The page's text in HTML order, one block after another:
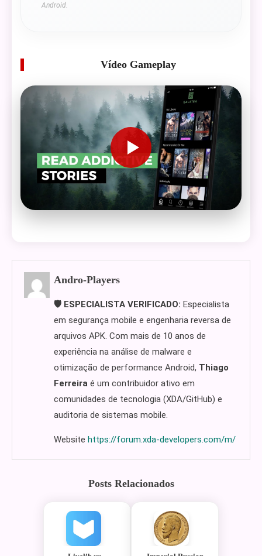
Android.
Vídeo Gameplay
Andro-Players
🛡️ ESPECIALISTA VERIFICADO: Especialista
em segurança mobile e engenharia reversa de
arquivos APK. Com mais de 10 anos de
experiência na análise de malware e
otimização de performance Android, Thiago
Ferreira é um contribuidor ativo em
comunidades de tecnologia (XDA/GitHub) e
auditoria de sistemas mobile.
Website https://forum.xda-developers.com/m/
Posts Relacionados